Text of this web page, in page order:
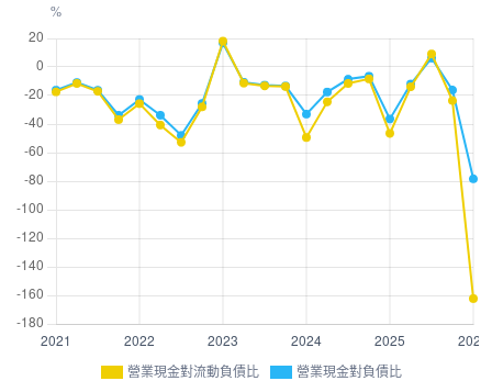
營業現金對流動負債比 營業現金對負債比